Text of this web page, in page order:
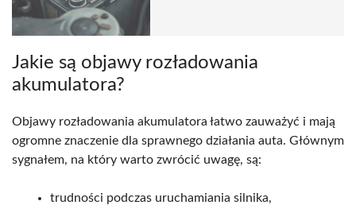
Jakie są objawy rozładowania
akumulatora?
Objawy rozładowania akumulatora łatwo zauważyć i mają
ogromne znaczenie dla sprawnego działania auta. Głównym
sygnałem, na który warto zwrócić uwagę, są:
trudności podczas uruchamiania silnika,